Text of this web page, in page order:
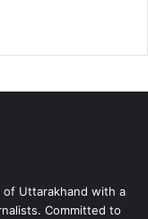
of Uttarakhand with a
Committed to